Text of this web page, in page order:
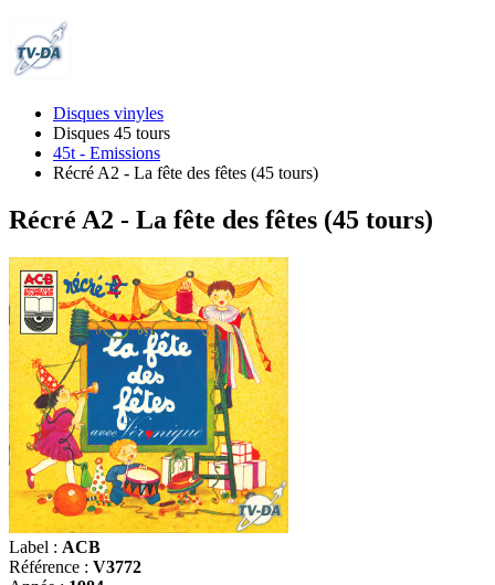
Disques vinyles
Disques 45 tours
45t - Emissions
Récré A2 - La fête des fêtes (45 tours)
Récré A2 - La fête des fêtes (45 tours)
Label : ACB
Référence : V3772